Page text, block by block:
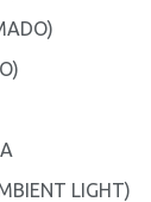
LIGHT)